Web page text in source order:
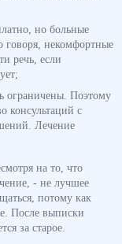
но больные
говоря, некомфортные
речь, если
ограничены. Поэтому
консультаций с
Лечение
на то, что
- не лучшее
потому как
После выписки
за старое.